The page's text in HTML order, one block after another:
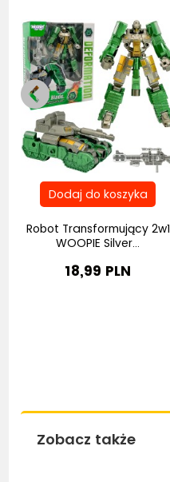
Robot Transformujący 2w1
WOOPIE Silver...
18,99 PLN
Zobacz także